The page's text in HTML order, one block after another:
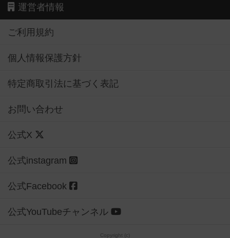
運営者情報
ご利用規約
個人情報保護方針
特定商取引法に基づく表記
お問い合わせ
公式X
公式instagram
公式Facebook
公式YouTubeチャンネル
Copyright (c)